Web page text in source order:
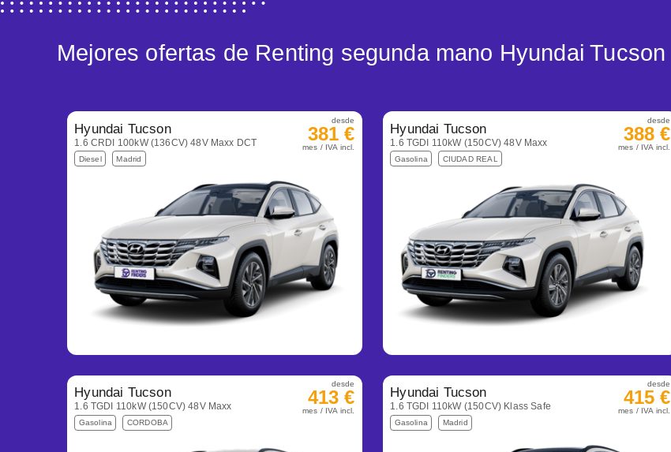
Mejores ofertas de Renting segunda mano Hyundai Tucson
Hyundai Tucson
1.6 CRDI 100kW (136CV) 48V Maxx DCT
Diesel Madrid
desde
381 €
mes / IVA incl.
Hyundai Tucson
1.6 TGDI 110kW (150CV) 48V Maxx
Gasolina CIUDAD REAL
desde
388 €
mes / IVA incl.
Hyundai Tucson
1.6 TGDI 110kW (150CV) 48V Maxx
Gasolina CORDOBA
desde
413 €
mes / IVA incl.
Hyundai Tucson
1.6 TGDI 110kW (150CV) Klass Safe
Gasolina Madrid
desde
415 €
mes / IVA incl.